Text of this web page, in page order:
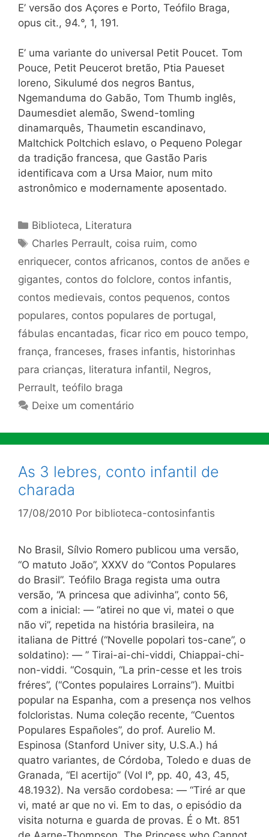
E’ versão dos Açores e Porto, Teófilo Braga,
opus cit., 94.°, 1, 191.
E’ uma variante do universal Petit Poucet. Tom
Pouce, Petit Peucerot bretão, Ptia Paueset
loreno, Sikulumé dos negros Bantus,
Ngemanduma do Gabão, Tom Thumb inglês,
Daumesdiet alemão, Swend-tomling
dinamarquês, Thaumetin escandinavo,
Maltchick Poltchich eslavo, o Pequeno Polegar
da tradição francesa, que Gastão Paris
identificava com a Ursa Maior, num mito
astronômico e modernamente aposentado.
Categorias
Biblioteca, Literatura
Tags
Charles Perrault, coisa ruim, como
enriquecer, contos africanos, contos de anões e
gigantes, contos do folclore, contos infantis,
contos medievais, contos pequenos, contos
populares, contos populares de portugal,
fábulas encantadas, ficar rico em pouco tempo,
frança, franceses, frases infantis, historinhas
para crianças, literatura infantil, Negros,
Perrault, teófilo braga
Deixe um comentário
As 3 lebres, conto infantil de
charada
17/08/2010 Por biblioteca-contosinfantis
No Brasil, Sílvio Romero publicou uma versão,
“O matuto João”, XXXV do “Contos Populares
do Brasil”. Teófilo Braga regista uma outra
versão, “A princesa que adivinha”, conto 56,
com a inicial: — “atirei no que vi, matei o que
não vi”, repetida na história brasileira, na
italiana de Pittré (“Novelle popolari tos-cane”, o
soldatino): — ” Tirai-ai-chi-viddi, Chiappai-chi-
non-viddi. “Cosquin, “La prin-cesse et les trois
fréres”, (“Contes populaires Lorrains”). Muitbi
popular na Espanha, com a presença nos velhos
folcloristas. Numa coleção recente, “Cuentos
Populares Españoles”, do prof. Aurelio M.
Espinosa (Stanford Univer sity, U.S.A.) há
quatro variantes, de Córdoba, Toledo e duas de
Granada, “El acertijo” (Vol I°, pp. 40, 43, 45,
48.1932). Na versão cordobesa: — “Tiré ar que
vi, maté ar que no vi. Em to das, o episódio da
visita noturna e guarda de provas. É o Mt. 851